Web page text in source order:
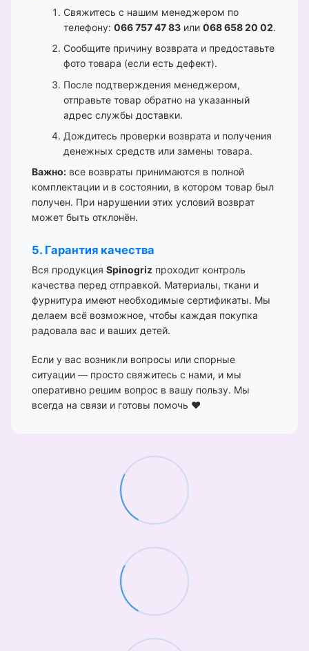
Свяжитесь с нашим менеджером по
телефону: 066 757 47 83 или 068 658 20 02.
Сообщите причину возврата и предоставьте
фото товара (если есть дефект).
После подтверждения менеджером,
отправьте товар обратно на указанный
адрес службы доставки.
Дождитесь проверки возврата и получения
денежных средств или замены товара.
Важно: все возвраты принимаются в полной
комплектации и в состоянии, в котором товар был
получен. При нарушении этих условий возврат
может быть отклонён.
5. Гарантия качества
Вся продукция Spinogriz проходит контроль
качества перед отправкой. Материалы, ткани и
фурнитура имеют необходимые сертификаты. Мы
делаем всё возможное, чтобы каждая покупка
радовала вас и ваших детей.
Если у вас возникли вопросы или спорные
ситуации — просто свяжитесь с нами, и мы
оперативно решим вопрос в вашу пользу. Мы
всегда на связи и готовы помочь ❤️